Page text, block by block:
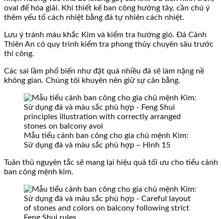
oval để hóa giải. Khi thiết kế ban công hướng tây, cần chú ý
thêm yếu tố cách nhiệt bằng đá tự nhiên cách nhiệt.
Lưu ý tránh màu khắc Kim và kiểm tra hướng gió. Đá Cảnh
Thiên An có quy trình kiểm tra phong thủy chuyên sâu trước
thi công.
Các sai lầm phổ biến như đặt quá nhiều đá sẽ làm nặng nề
không gian. Chúng tôi khuyên nên giữ sự cân bằng.
Mẫu tiểu cảnh ban công cho gia chủ mệnh Kim:
Sử dụng đá và màu sắc phù hợp – Hình 15
Tuân thủ nguyên tắc sẽ mang lại hiệu quả tối ưu cho tiểu cảnh
ban công mệnh kim.